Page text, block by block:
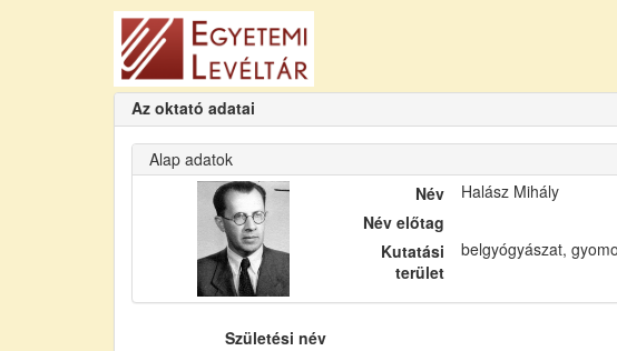
Az oktató adatai
Alap adatok
Név
Halász Mihály
Név előtag
Kutatási
terület
belgyógyászat,
Születési név